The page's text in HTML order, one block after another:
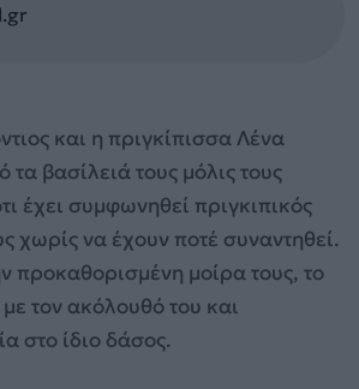
και η πριγκίπισσα Λένα
βασίλειά τους μόλις τους
έχει συμφωνηθεί πριγκιπικός
χωρίς να έχουν ποτέ συναντηθεί.
προκαθορισμένη μοίρα τους, το
τον ακόλουθό του και
στο ίδιο δάσος.